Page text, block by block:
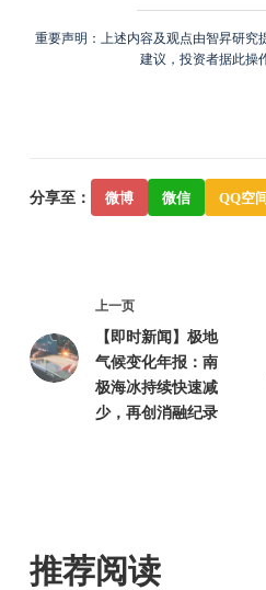
重要声明：上述内容及观点由智昇研究
建议，投资者据此操
分享至： 微博 微信 QQ空
上一页
【即时新闻】极地
气候变化年报：南
极海冰持续快速减
少，再创消融纪录
推荐阅读